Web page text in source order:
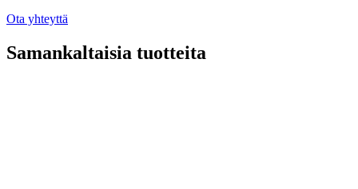
Ota yhteyttä
Samankaltaisia tuotteita